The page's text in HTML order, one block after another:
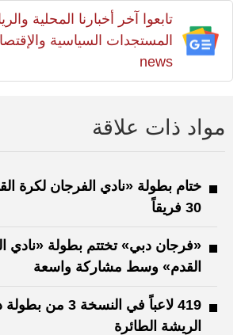
تابعوا آخر أخبارنا المحلية
news
مواد ذات علاقة
ختام بطولة «نادي الفرجان لكرة
30 فريقاً
«فرجان دبي» تختتم بطولة «نادي
القدم» وسط مشاركة واسعة
419 لاعباً في
الريشة الطائرة